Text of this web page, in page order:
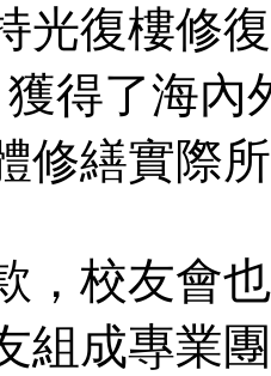
光復樓修
得了海
修繕實際
，校友會
組成專業